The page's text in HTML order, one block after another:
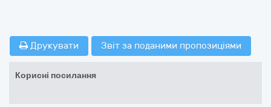
Друкувати Звіт за поданими пропозиціями
Корисні посилання